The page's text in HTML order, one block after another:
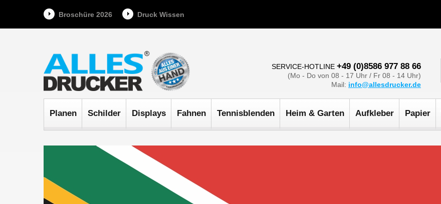
Broschüre 2026 Druck Wissen
SERVICE-HOTLINE +49 (0)8586 977 88 66
(Mo - Do von 08 - 17 Uhr / Fr 08 - 14 Uhr)
Mail: info@allesdrucker.de
Planen Schilder Displays Fahnen Tennisblenden Heim & Garten Aufkleber Papier